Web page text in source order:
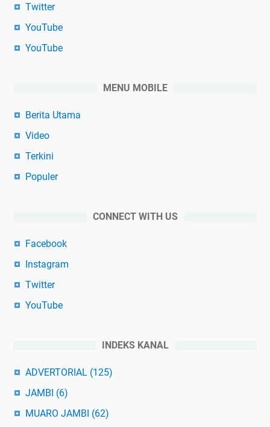
Twitter
YouTube
YouTube
MENU MOBILE
Berita Utama
Video
Terkini
Populer
CONNECT WITH US
Facebook
Instagram
Twitter
YouTube
INDEKS KANAL
ADVERTORIAL (125)
JAMBI (6)
MUARO JAMBI (62)